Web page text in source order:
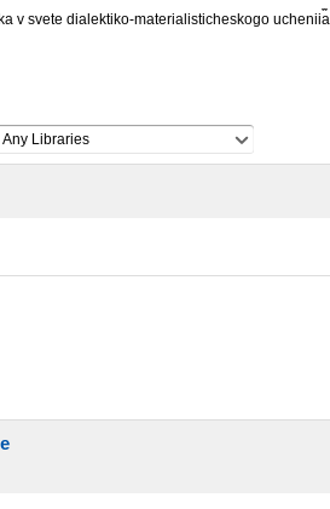
v svete dialektiko-materialisticheskogo uchenii︠a︡
Any Libraries